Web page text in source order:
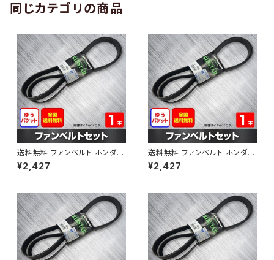
同じカテゴリの商品
送料無料 ファンベルト ホンダ
ゼスト 型式JE1 H18.03～H24.
11 （国内トップメーカー） 1本 H
¥2,427
送料無料 ファンベルト ホンダ ラ
イフ 型式JB6 H15.09～H20.1
1 （国内トップメーカー） 1本 HA
¥2,427